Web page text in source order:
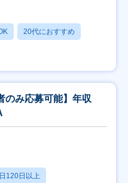
20代におすすめ
のみ応募可能】年収
120日以上